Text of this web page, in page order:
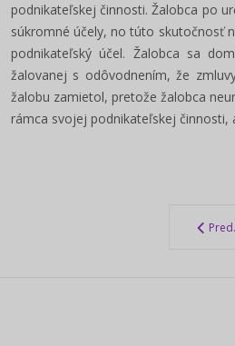
podnikateľskej činnosti. Žalobca po
súkromné účely, no túto skutočnosť
podnikateľský účel. Žalobca sa
žalovanej s odôvodnením, že
žalobu zamietol, pretože žalobca
rámca svojej podnikateľskej
Pred.